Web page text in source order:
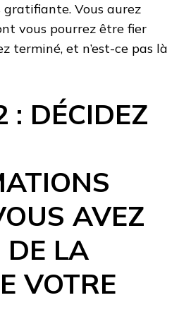
gratifiante. Vous aurez
vous pourrez être fier
terminé, et n’est-ce pas là
: DÉCIDEZ
AVEZ
DE LA
VOTRE